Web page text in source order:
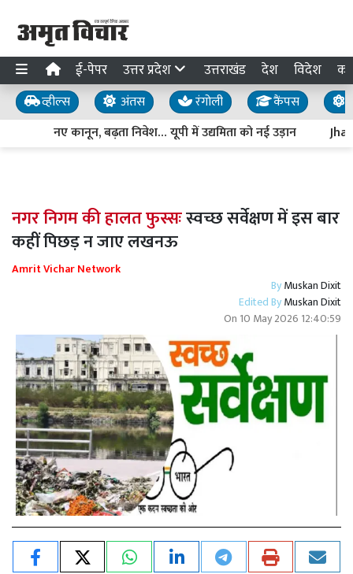
ई-पेपर उत्तर प्रदेश उत्तराखंड देश विदेश
व्हील्स अंतस रंगोली कैंपस
नए कानून, बढ़ता निवेश… यूपी में उद्यमिता को नई उड़ान
नगर निगम की हालत फुस्सःस्वच्छ सर्वेक्षण में इस बार
कहीं पिछड़ न जाए लखनऊ
Amrit Vichar Network
ByMuskan Dixit
Edited ByMuskan Dixit
On 10 May 2026 12:40:59